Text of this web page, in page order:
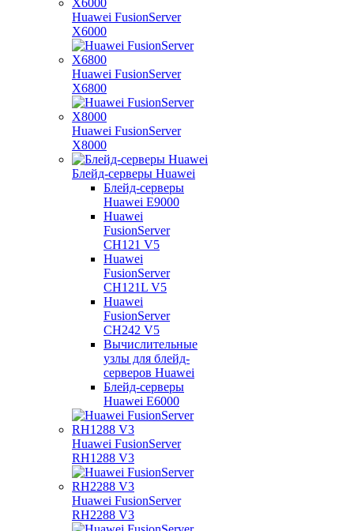
Huawei FusionServer
X6000
Huawei FusionServer
X6800
Huawei FusionServer
X8000
Блейд-серверы Huawei
Блейд-серверы
Huawei E9000
Huawei
FusionServer
CH121 V5
Huawei
FusionServer
CH121L V5
Huawei
FusionServer
CH242 V5
Вычислительные
узлы для блейд-
серверов Huawei
Блейд-серверы
Huawei E6000
Huawei FusionServer
RH1288 V3
Huawei FusionServer
RH2288 V3